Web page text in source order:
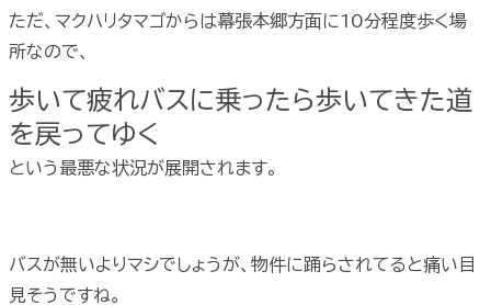
ただ、マクハリタマゴからは幕張本郷方面に10分程度歩く場
所なので、
歩いて疲れバスに乗ったら歩いてきた道
を戻ってゆく
という最悪な状況が展開されます。
バスが無いよりマシでしょうが、物件に踊らされてると痛い目
見そうですね。